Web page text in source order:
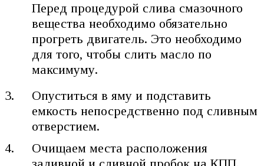
Перед процедурой слива смазочного
вещества необходимо обязательно
прогреть двигатель. Это необходимо
для того, чтобы слить масло по
максимуму.
Опуститься в яму и подставить
емкость непосредственно под сливным
отверстием.
Очищаем места расположения